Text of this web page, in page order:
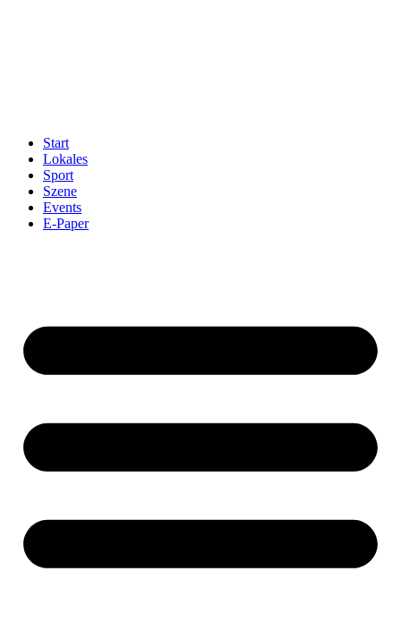
Start
Lokales
Sport
Szene
Events
E-Paper